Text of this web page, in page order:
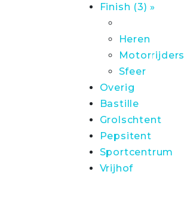
Finish (3) »
Heren
Motorrijders
Sfeer
Overig
Bastille
Grolschtent
Pepsitent
Sportcentrum
Vrijhof